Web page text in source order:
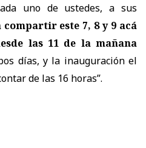
uno de ustedes, a sus
compartir este 7, 8 y 9 acá
las 11 de la mañana
días, y la inauguración el
de las 16 horas”.